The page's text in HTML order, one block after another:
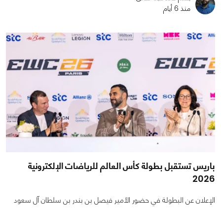
منذ 6 أيام
باريس تستقبل بطولة كأس العالم للرياضات الإلكترونية
2026
الإعلان عن البطولة في حضور الأمير فيصل بن بندر بن سلطان آل سعود